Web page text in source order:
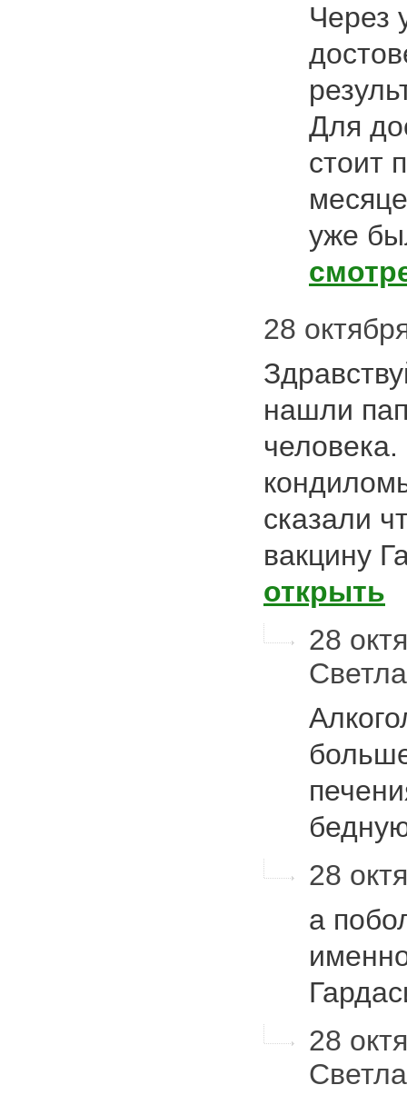
Через
Для
стоит
уже
28
нашли
сказали
вакцину
открыть
28
28
а
28